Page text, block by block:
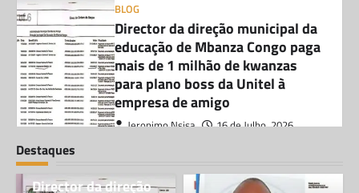
BLOG
Director da direção municipal da
educação de Mbanza Congo paga
mais de 1 milhão de kwanzas
para plano boss da Unitel à
empresa de amigo
Jeronimo Nsisa 16 de Julho, 2026
saber que , o diretor da direção…
Destaques
BLOG
Director da direção